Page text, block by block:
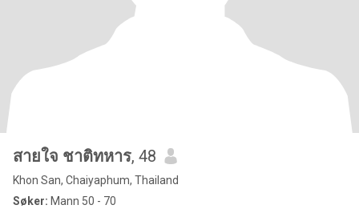
สายใจ ชาติทหาร, 48
Khon San, Chaiyaphum, Thailand
Søker: Mann 50 - 70